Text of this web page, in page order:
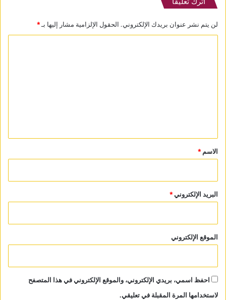
لن يتم نشر عنوان بريدك الإلكتروني. الحقول الإلزامية مشار إليها بـ*
*
الاسم *
البريد الإلكتروني*
الموقع الإلكتروني
احفظ اسمي، بريدي الإلكتروني، والموقع الإلكتروني في هذا المتصفح
لاستخدامها المرة المقبلة في تعليقي.